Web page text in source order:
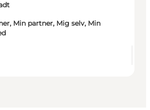
Min partner, Mig selv, Min